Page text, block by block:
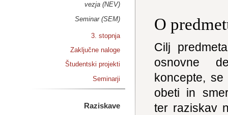
vezja (NEV)
Seminar (SEM)
3. stopnja
Zaključne naloge
Študentski projekti
Seminarji
Raziskave
O
Cilj
osnovne
koncepte,
obeti in
ter raziskav